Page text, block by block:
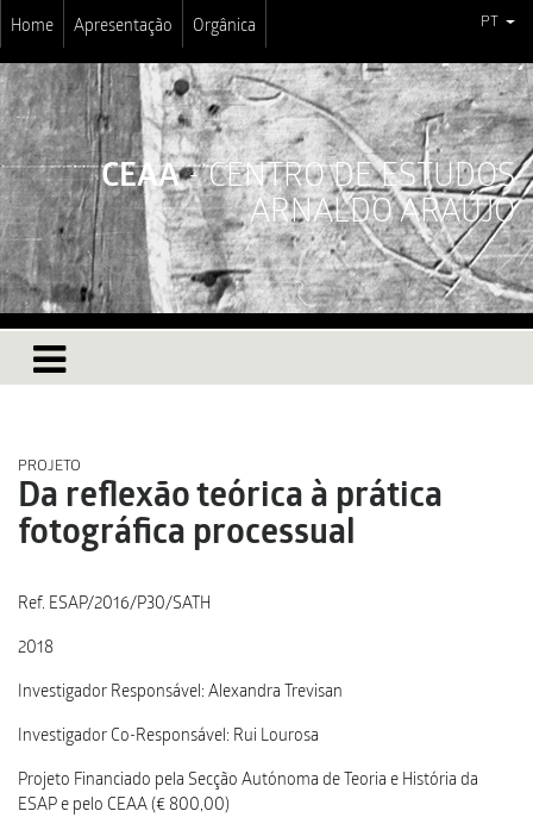
Home Apresentação Orgânica PT
CEAA- CENTRO DE ESTUDOS
ARNALDO ARAÚJO
PROJETO
Da reflexão teórica à prática
fotográfica processual
Ref. ESAP/2016/P30/SATH
2018
Investigador Responsável: Alexandra Trevisan
Investigador Co-Responsável: Rui Lourosa
Projeto Financiado pela Secção Autónoma de Teoria e História da
ESAP e pelo CEAA (€ 800,00)